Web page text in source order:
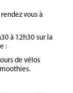
vous à
à 12h30 sur la
:
de vélos